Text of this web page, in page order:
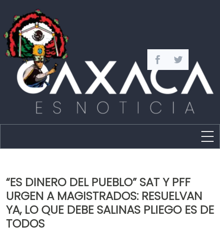
Capital
Policíaca
Cultura
“ES DINERO DEL PUEBLO” SAT Y PFF
URGEN A MAGISTRADOS: RESUELVAN
YA, LO QUE DEBE SALINAS PLIEGO ES DE
TODOS